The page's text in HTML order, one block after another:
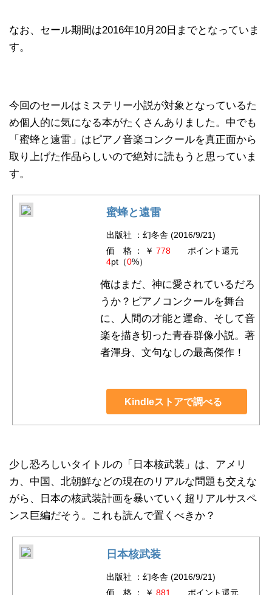
なお、セール期間は2016年10月20日までとなっていま
す。
今回のセールはミステリー小説が対象となっているた
め個人的に気になる本がたくさんありました。中でも
「蜜蜂と遠雷」はピアノ音楽コンクールを真正面から
取り上げた作品らしいので絶対に読もうと思っていま
す。
蜜蜂と遠雷
出版社 ：幻冬舎 (2016/9/21)
価 格 ： ￥ 778ポイント還元
4pt（0%）
俺はまだ、神に愛されているだろ
うか？ピアノコンクールを舞台
に、人間の才能と運命、そして音
楽を描き切った青春群像小説。著
者渾身、文句なしの最高傑作！
Kindleストアで調べる
少し恐ろしいタイトルの「日本核武装」は、アメリ
カ、中国、北朝鮮などの現在のリアルな問題も交えな
がら、日本の核武装計画を暴いていく超リアルサスペ
ンス巨編だそう。これも読んで置くべきか？
日本核武装
出版社 ：幻冬舎 (2016/9/21)
価 格 ： ￥ 881ポイント還元